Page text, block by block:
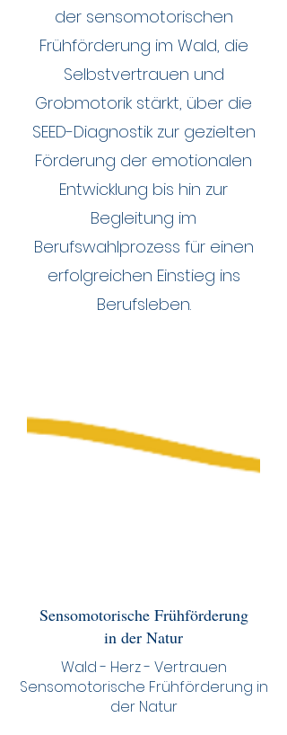
der sensomotorischen
Frühförderung im Wald, die
Selbstvertrauen und
Grobmotorik stärkt, über die
SEED-Diagnostik zur gezielten
Förderung der emotionalen
Entwicklung bis hin zur
Begleitung im
Berufswahlprozess für einen
erfolgreichen Einstieg ins
Berufsleben.
Sensomotorische Frühförderung
in der Natur
Wald - Herz - Vertrauen
Sensomotorische Frühförderung in
der Natur